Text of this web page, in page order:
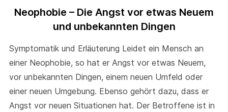
Neophobie – Die Angst vor etwas Neuem
und unbekannten Dingen
Symptomatik und Erläuterung Leidet ein Mensch an
einer Neophobie, so hat er Angst vor etwas Neuem,
vor unbekannten Dingen, einem neuen Umfeld oder
einer neuen Umgebung. Ebenso gehört dazu, dass er
Angst vor neuen Situationen hat. Der Betroffene ist in